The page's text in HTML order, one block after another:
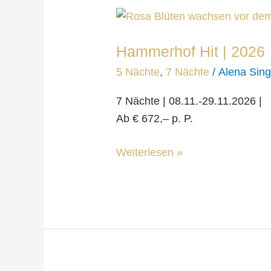
Hammerhof Hit | 2026
5 Nächte, 7 Nächte /Alena
7 Nächte | 08.11.-29.11.2026 |
Ab € 672,– p. P.
Hammerhof
Weiterlesen »